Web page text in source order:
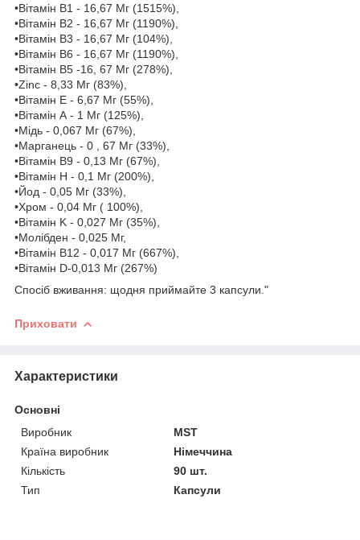
•Вітамін В1 - 16,67 Мг (1515%),
•Вітамін В2 - 16,67 Мг (1190%),
•Вітамін В3 - 16,67 Мг (104%),
•Вітамін В6 - 16,67 Мг (1190%),
•Вітамін В5 -16, 67 Мг (278%),
•Zinc - 8,33 Мг (83%),
•Вітамін Е - 6,67 Мг (55%),
•Вітамін А - 1 Мг (125%),
•Мідь - 0,067 Мг (67%),
•Марганець - 0 , 67 Мг (33%),
•Вітамін B9 - 0,13 Мг (67%),
•Вітамін H - 0,1 Мг (200%),
•Йод - 0,05 Мг (33%),
•Хром - 0,04 Мг ( 100%),
•Вітамін K - 0,027 Мг (35%),
•Молібден - 0,025 Мг,
•Вітамін B12 - 0,017 Мг (667%),
•Вітамін D-0,013 Мг (267%)
Спосіб вживання: щодня приймайте 3 капсули."
Приховати
Характеристики
Основні
Виробник
MST
Країна виробник
Німеччина
Кількість
90 шт.
Тип
Капсули